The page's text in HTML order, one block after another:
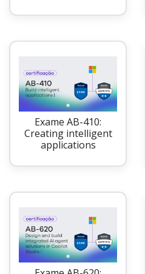
Exame AB-410:
Creating intelligent
applications